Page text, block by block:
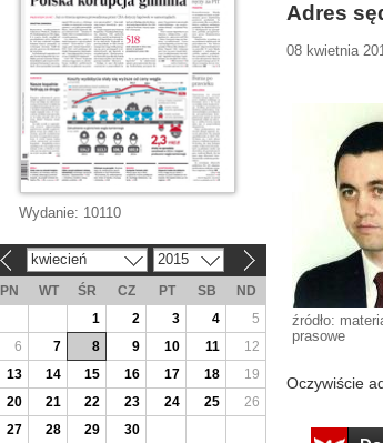
Adres
08 kwietnia
źródło:
prasowe
Oczywiście
Wydanie: 10110
kwiecień 2015
PN WT ŚR CZ PT SB
ND
1
2 3 4
5
6
7 8 9 10 11
12
13
14 15 16 17 18
19
20
21 22 23 24 25
26
27
28 29 30